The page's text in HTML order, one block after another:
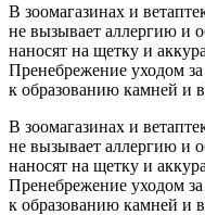
В зоомагазинах и
не вызывает аллергию и
наносят на щетку и
Пренебрежение уходом
к образованию камней и
В зоомагазинах и
не вызывает аллергию и
наносят на щетку и
Пренебрежение уходом
к образованию камней и